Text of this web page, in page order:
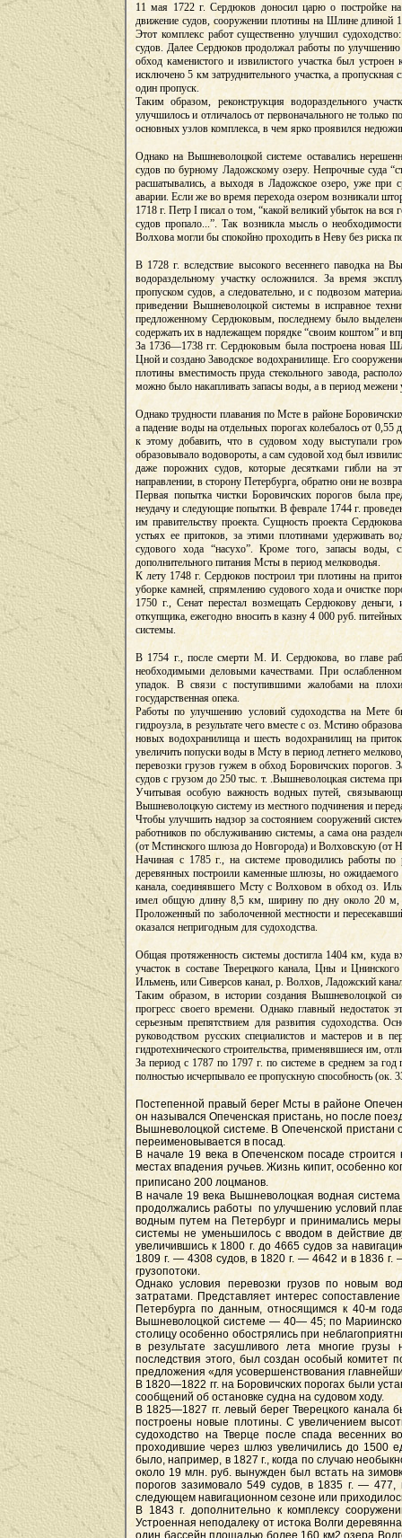
11 мая 1722 г. Сердюков доносил царю о постройке
движение судов, сооружении плотины на Шлине длиной
Этот комплекс работ существенно улучшил
судов. Далее Сердюков продолжал работы по улучшению
обход каменистого и извилистого участка был
исключено 5 км затруднительного участка, а пропускная
один пропуск.
Таким образом, реконструкция водораздельного
улучшилось и отличалось от первоначального не только
основных узлов комплекса, в чем ярко проявился
Однако на Вышневолоцкой системе оставались
судов по бурному Ладожскому озеру. Непрочные суда
расшатывались, а выходя в Ладожское озеро, уже при
аварии. Если же во время перехода озером возникали
1718 г. Петр I писал о том, “какой великий убыток на
судов пропало...”. Так возникла мысль о
Волхова могли бы спокойно проходить в Неву без риска
В 1728 г. вследствие высокого весеннего паводка на
водораздельному участку осложнился. За время
пропуском судов, а следовательно, и с подвозом
приведении Вышневолоцкой системы в исправное
предложенному Сердюковым, последнему было
содержать их в надлежащем порядке “своим коштом” и
За 1736—1738 гг. Сердюковым была построена новая
Цной и создано Заводское водохранилище. Его
плотины вместимость пруда стекольного завода,
можно было накапливать запасы воды, а в период межени
Однако трудности плавания по Мсте в районе
а падение воды на отдельных порогах колебалось от
к этому добавить, что в судовом ходу выступали
образовывало водовороты, а сам судовой ход был
даже порожних судов, которые десятками гибли на
направлении, в сторону Петербурга, обратно они не
Первая попытка чистки Боровичских порогов была
неудачу и следующие попытки. В феврале 1744 г.
им правительству проекта. Сущность проекта
устьях ее притоков, за этими плотинами удерживать
судового хода “насухо”. Кроме того, запасы воды,
дополнительного питания Мсты в период мелководья.
К лету 1748 г. Сердюков построил три плотины на
уборке камней, спрямлению судового хода и очистке
1750 г., Сенат перестал возмещать Сердюкову
откупщика, ежегодно вносить в казну 4 000 руб.
системы.
В 1754 г., после смерти М. И. Сердюкова, во главе
необходимыми деловыми качествами. При
упадок. В связи с поступившими жалобами на
государственная опека.
Работы по улучшению условий судоходства на Мете
гидроузла, в результате чего вместе с оз. Мстино
новых водохранилища и шесть водохранилищ на
увеличить попуски воды в Мсту в период летнего
перевозки грузов гужем в обход Боровичских порогов.
судов с грузом до 250 тыс. т. .Вышневолоцкая система
Учитывая особую важность водных путей,
Вышневолоцкую систему из местного подчинения и
Чтобы улучшить надзор за состоянием сооружений
работников по обслуживанию системы, а сама она
(от Мстинского шлюза до Новгорода) и Волховскую (от
Начиная с 1785 г., на системе проводились работы
деревянных построили каменные шлюзы, но ожидаемого
канала, соединявшего Мсту с Волховом в обход оз.
имел общую длину 8,5 км, ширину по дну около 20 м,
Проложенный по заболоченной местности и
оказался непригодным для судоходства.
Общая протяженность системы достигла 1404 км, куда
участок в составе Тверецкого канала, Цны и
Ильмень, или Сиверсов канал, р. Волхов, Ладожский
Таким образом, в истории создания Вышневолоцкой
прогресс своего времени. Однако главный
серьезным препятствием для развития судоходства.
руководством русских специалистов и мастеров и в
гидротехнического строительства, применявшиеся им,
За период с 1787 по 1797 г. по системе в среднем за
полностью исчерпывало ее пропускную способность (ок.
Постепенной правый берег Мсты в районе
он назывался Опеченская пристань, но после
Вышневолоцкой системе. В Опеченской пристани
переименовывается в посад.
В начале 19 века в Опеченском посаде
местах впадения ручьев. Жизнь кипит, особенно
приписано 200 лоцманов.
В начале 19 века Вышневолоцкая водная
продолжались работы по улучшению условий
водным путем на Петербург и принимались
системы не уменьшилось с вводом в действие
увеличившись к 1800 г. до 4665 судов за
1809 г. — 4308 судов, в 1820 г. — 4642 и в 1836
грузопотоки.
Однако условия перевозки грузов по новым
затратами. Представляет интерес
Петербурга по данным, относящимся к 40-м
Вышневолоцкой системе — 40— 45; по
столицу особенно обострялись при
в результате засушливого лета многие
последствия этого, был создан особый комитет
предложения «для усовершенствования
В 1820—1822 гг. на Боровичских порогах были
сообщений об остановке судна на судовом ходу.
В 1825—1827 гг. левый берег Тверецкого
построены новые плотины. С увеличением
судоходство на Тверце после спада весенних
проходившие через шлюз увеличились до 1500
было, например, в 1827 г., когда по случаю
около 19 млн. руб. вынужден был встать на
порогов зазимовало 549 судов, в 1835 г. —
следующем навигационном сезоне или
В 1843 г. дополнительно к комплексу
Устроенная неподалеку от истока Волги
один бассейн площадью более 160 км2 озера